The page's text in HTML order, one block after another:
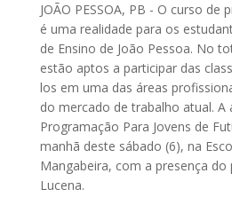
JOÃO PESSOA, PB - O curso de
é uma realidade para os
de Ensino de João Pessoa. No
estão aptos a participar das
los em uma das áreas
do mercado de trabalho atual. A
Programação Para Jovens de
manhã deste sábado (6), na
Mangabeira, com a presença do
Lucena.